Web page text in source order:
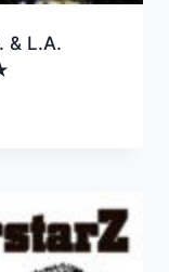
& L.A.